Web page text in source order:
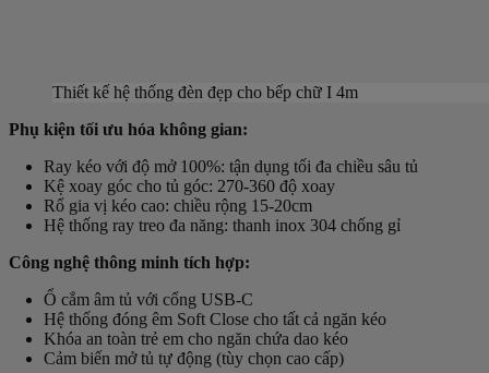
Thiết kế hệ thống đèn đẹp cho bếp chữ I 4m
Phụ kiện tối ưu hóa không gian:
Ray kéo với độ mở 100%: tận dụng tối đa chiều sâu tủ
Kệ xoay góc cho tủ góc: 270-360 độ xoay
Rổ gia vị kéo cao: chiều rộng 15-20cm
Hệ thống ray treo đa năng: thanh inox 304 chống gỉ
Công nghệ thông minh tích hợp:
Ổ cắm âm tủ với cổng USB-C
Hệ thống đóng êm Soft Close cho tất cả ngăn kéo
Khóa an toàn trẻ em cho ngăn chứa dao kéo
Cảm biến mở tủ tự động (tùy chọn cao cấp)